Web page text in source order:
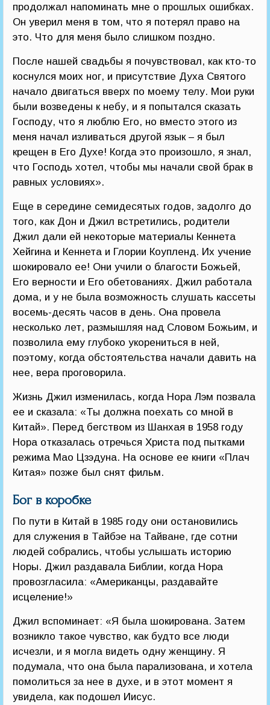
продолжал напоминать мне о прошлых ошибках.
Он уверил меня в том, что я потерял право на
это. Что для меня было слишком поздно.
После нашей свадьбы я почувствовал, как кто-то
коснулся моих ног, и присутствие Духа Святого
начало двигаться вверх по моему телу. Мои руки
были возведены к небу, и я попытался сказать
Господу, что я люблю Его, но вместо этого из
меня начал изливаться другой язык – я был
крещен в Его Духе! Когда это произошло, я знал,
что Господь хотел, чтобы мы начали свой брак в
равных условиях».
Еще в середине семидесятых годов, задолго до
того, как Дон и Джил встретились, родители
Джил дали ей некоторые материалы Кеннета
Хейгина и Кеннета и Глории Коупленд. Их учение
шокировало ее! Они учили о благости Божьей,
Его верности и Его обетованиях. Джил работала
дома, и у не была возможность слушать кассеты
восемь-десять часов в день. Она провела
несколько лет, размышляя над Словом Божьим, и
позволила ему глубоко укорениться в ней,
поэтому, когда обстоятельства начали давить на
нее, вера проговорила.
Жизнь Джил изменилась, когда Нора Лэм позвала
ее и сказала: «Ты должна поехать со мной в
Китай». Перед бегством из Шанхая в 1958 году
Нора отказалась отречься Христа под пытками
режима Мао Цзэдуна. На основе ее книги «Плач
Китая» позже был снят фильм.
Бог в коробке
По пути в Китай в 1985 году они остановились
для служения в Тайбэе на Тайване, где сотни
людей собрались, чтобы услышать историю
Норы. Джил раздавала Библии, когда Нора
провозгласила: «Американцы, раздавайте
исцеление!»
Джил вспоминает: «Я была шокирована. Затем
возникло такое чувство, как будто все люди
исчезли, и я могла видеть одну женщину. Я
подумала, что она была парализована, и хотела
помолиться за нее в духе, и в этот момент я
увидела, как подошел Иисус.